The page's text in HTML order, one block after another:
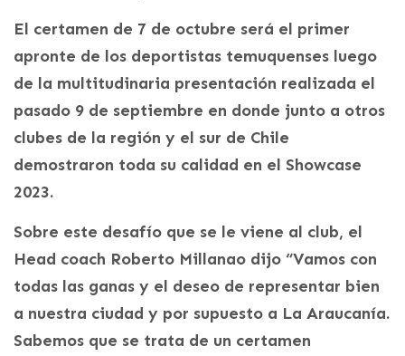
El certamen de 7 de octubre será el primer
apronte de los deportistas temuquenses luego
de la multitudinaria presentación realizada el
pasado 9 de septiembre en donde junto a otros
clubes de la región y el sur de Chile
demostraron toda su calidad en el Showcase
2023.
Sobre este desafío que se le viene al club, el
Head coach Roberto Millanao dijo “Vamos con
todas las ganas y el deseo de representar bien
a nuestra ciudad y por supuesto a La Araucanía.
Sabemos que se trata de un certamen